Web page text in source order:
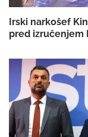
Irski narkošef
pred izručenjem